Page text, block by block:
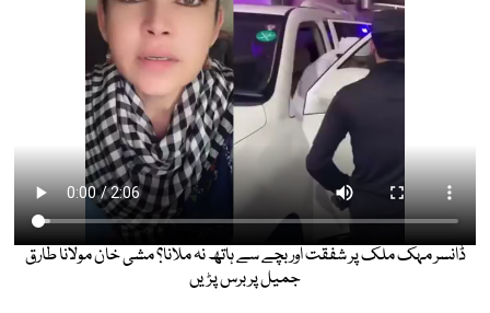
ڈانسر مہک ملک پر شفقت اور بچے سے ہاتھ نہ ملانا؟ مشی خان مولانا طارق
جمیل پر برس پڑیں